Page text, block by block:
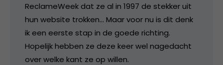
ReclameWeek dat ze al in 1997 de stekker uit
hun website trokken… Maar voor nu is dit denk
ik een eerste stap in de goede richting.
Hopelijk hebben ze deze keer wel nagedacht
over welke kant ze op willen.